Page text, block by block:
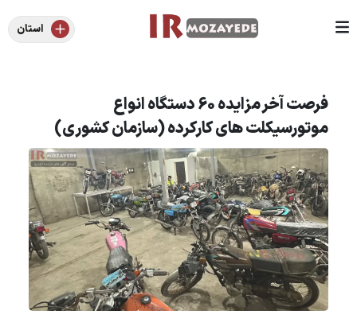
استان
فرصت آخر مزایده 60 دستگاه انواع
موتورسیکلت های کارکرده (سازمان کشوری)